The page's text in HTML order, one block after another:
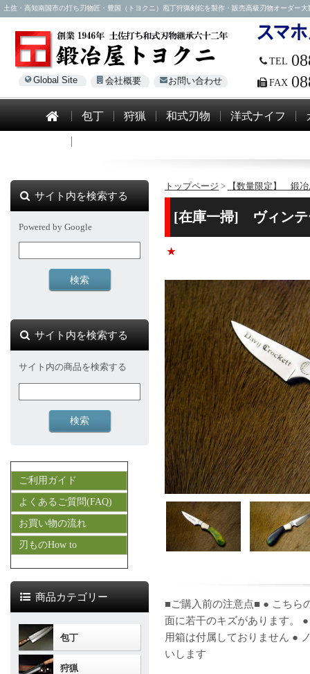
土佐・高知南国市の打ち刃物匠・豊国（トヨクニ）庖丁狩猟剣鉈を製作・販売高級刃物オーダー
Global Site 会社概要 お問い合わせ
TEL
FAX
包丁 狩猟 和式刃物 洋式ナイフ
トップページ > 【数量限定】 鍛
[在庫一掃] ヴィンテ
★
■ご購入前の注意点■ ● こちら
面に若干のキズがあります。
用箱は付属しておりません ●
いします
サイト内を検索する
Powered by Google
サイト内を検索する
サイト内の商品を検索する
ご利用ガイド
よくあるご質問(FAQ)
お買い物の流れ
刃ものHow to
商品カテゴリー
包丁
狩猟